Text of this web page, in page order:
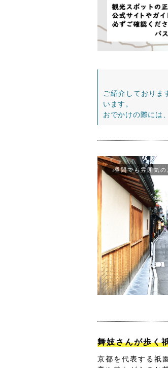
ご紹介しておりま
います。
おでかけの際には
昼間でも雰囲気
舞妓さんが歩く
京都を代表する祇